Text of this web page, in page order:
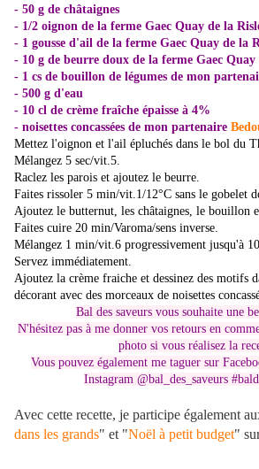
- 50 g de châtaignes
- 1/2 oignon de la ferme Gaec Quay de la
- 1 gousse d'ail de la ferme Gaec Quay de la
- 10 g de beurre doux de la ferme Gaec
- 1 cs de bouillon de légumes de mon
- 500 g d'eau
- 10 cl de crème fraîche épaisse à 4%
- noisettes concassées de mon partenaire
Mettez l'oignon et l'ail épluchés dans le bol du
Mélangez 5 sec/vit.5.
Raclez les parois et ajoutez le beurre.
Faites rissoler 5 min/vit.1/12°C sans le gobelet
Ajoutez le butternut, les châtaignes, le bouillon
Faites cuire 20 min/Varoma/sens inverse.
Mélangez 1 min/vit.6 progressivement jusqu'à 10.
Servez immédiatement.
Ajoutez la crème fraiche et dessinez des motifs
décorant avec des morceaux de noisettes
Bal des saveurs vous souhaite une
N'hésitez pas à me donner vos retours en
photo si vous réalisez la
Vous pouvez également me taguer sur
Instagram @bal_des_saveurs
Avec cette recette, je participe également
dans les grands" et "Noël à petit budget"